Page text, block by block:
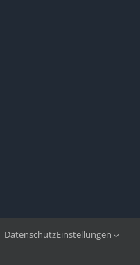
DatenschutzEinstellungen